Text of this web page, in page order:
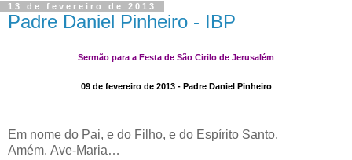
13 de fevereiro de 2013
Padre Daniel Pinheiro - IBP
Sermão para a Festa de São Cirilo de Jerusalém
09 de fevereiro de 2013 - Padre Daniel Pinheiro
Em nome do Pai, e do Filho, e do Espírito Santo.
Amém. Ave-Maria…